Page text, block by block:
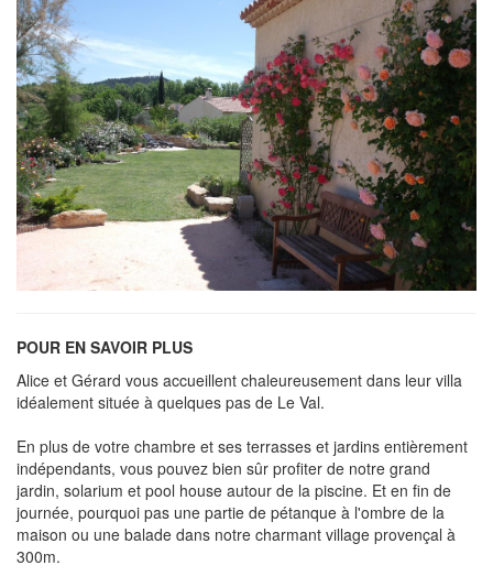
POUR EN SAVOIR PLUS
Alice et Gérard vous accueillent chaleureusement dans leur villa
idéalement située à quelques pas de Le Val.
En plus de votre chambre et ses terrasses et jardins entièrement
indépendants, vous pouvez bien sûr profiter de notre grand
jardin, solarium et pool house autour de la piscine. Et en fin de
journée, pourquoi pas une partie de pétanque à l'ombre de la
maison ou une balade dans notre charmant village provençal à
300m.